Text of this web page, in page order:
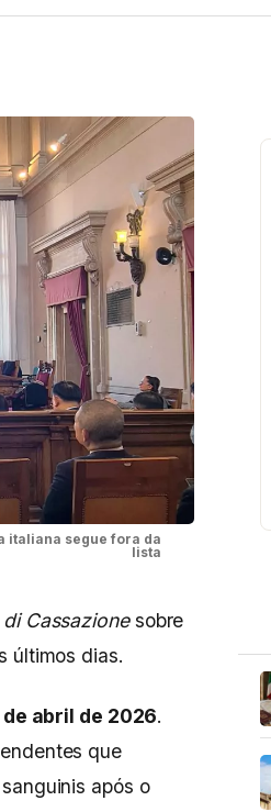
italiana segue fora da
lista
Cassazionesobre
últimos dias.
de abril de 2026.
que
após o